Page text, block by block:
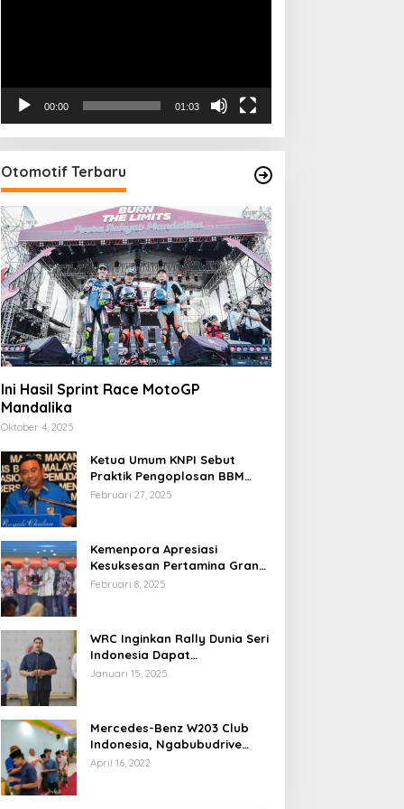
00:00 01:03
Otomotif Terbaru
Ini Hasil Sprint Race MotoGP
Mandalika
Oktober 4, 2025
Ketua Umum KNPI Sebut
Praktik Pengoplosan BBM
Cederai Kepercayaan
Februari 27, 2025
Kemenpora Apresiasi
Kesuksesan Pertamina Grand
Prix of Indonesia 2024
Februari 8, 2025
WRC Inginkan Rally Dunia Seri
Indonesia Dapat
Terselenggara 2026
Januari 15, 2025
Mercedes-Benz W203 Club
Indonesia, Ngabubudrive
Ramadhan 2022
April 16, 2022